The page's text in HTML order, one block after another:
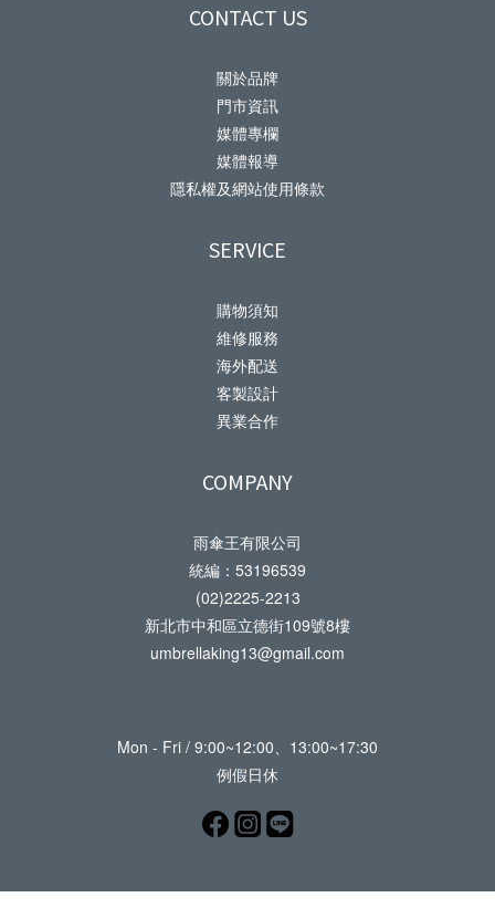
CONTACT US
關於品牌
門市資訊
媒體專欄
媒體報導
隱私權及網站使用條款
SERVICE
購物須知
維修服務
海外配送
客製設計
異業合作
COMPANY
雨傘王有限公司
統編：53196539
(02)2225-2213
新北市中和區立德街109號8樓
umbrellaking13@gmail.com
Mon - Fri / 9:00~12:00、13:00~17:30
例假日休